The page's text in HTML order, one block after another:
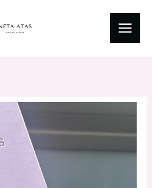
לתוכן